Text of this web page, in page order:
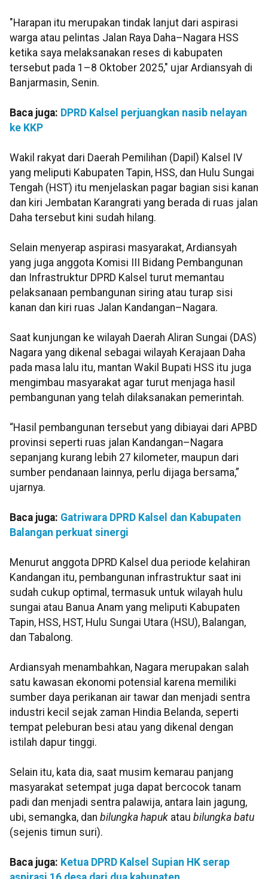
"Harapan itu merupakan tindak lanjut dari aspirasi
warga atau pelintas Jalan Raya Daha–Nagara HSS
ketika saya melaksanakan reses di kabupaten
tersebut pada 1–8 Oktober 2025," ujar Ardiansyah di
Banjarmasin, Senin.
Baca juga: DPRD Kalsel perjuangkan nasib nelayan
ke KKP
Wakil rakyat dari Daerah Pemilihan (Dapil) Kalsel IV
yang meliputi Kabupaten Tapin, HSS, dan Hulu Sungai
Tengah (HST) itu menjelaskan pagar bagian sisi kanan
dan kiri Jembatan Karangrati yang berada di ruas jalan
Daha tersebut kini sudah hilang.
Selain menyerap aspirasi masyarakat, Ardiansyah
yang juga anggota Komisi III Bidang Pembangunan
dan Infrastruktur DPRD Kalsel turut memantau
pelaksanaan pembangunan siring atau turap sisi
kanan dan kiri ruas Jalan Kandangan–Nagara.
Saat kunjungan ke wilayah Daerah Aliran Sungai (DAS)
Nagara yang dikenal sebagai wilayah Kerajaan Daha
pada masa lalu itu, mantan Wakil Bupati HSS itu juga
mengimbau masyarakat agar turut menjaga hasil
pembangunan yang telah dilaksanakan pemerintah.
“Hasil pembangunan tersebut yang dibiayai dari APBD
provinsi seperti ruas jalan Kandangan–Nagara
sepanjang kurang lebih 27 kilometer, maupun dari
sumber pendanaan lainnya, perlu dijaga bersama,”
ujarnya.
Baca juga: Gatriwara DPRD Kalsel dan Kabupaten
Balangan perkuat sinergi
Menurut anggota DPRD Kalsel dua periode kelahiran
Kandangan itu, pembangunan infrastruktur saat ini
sudah cukup optimal, termasuk untuk wilayah hulu
sungai atau Banua Anam yang meliputi Kabupaten
Tapin, HSS, HST, Hulu Sungai Utara (HSU), Balangan,
dan Tabalong.
Ardiansyah menambahkan, Nagara merupakan salah
satu kawasan ekonomi potensial karena memiliki
sumber daya perikanan air tawar dan menjadi sentra
industri kecil sejak zaman Hindia Belanda, seperti
tempat peleburan besi atau yang dikenal dengan
istilah dapur tinggi.
Selain itu, kata dia, saat musim kemarau panjang
masyarakat setempat juga dapat bercocok tanam
padi dan menjadi sentra palawija, antara lain jagung,
ubi, semangka, dan bilungka hapuk atau bilungka batu
(sejenis timun suri).
Baca juga: Ketua DPRD Kalsel Supian HK serap